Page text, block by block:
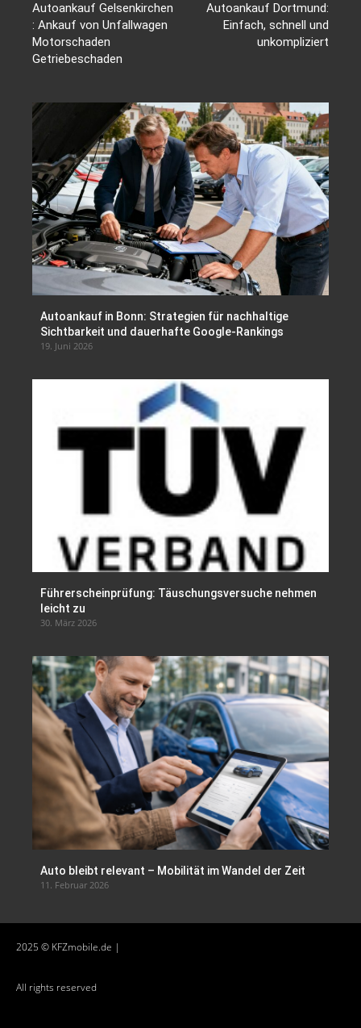
Autoankauf Gelsenkirchen
: Ankauf von Unfallwagen
Motorschaden
Getriebeschaden
Autoankauf Dortmund:
Einfach, schnell und
unkompliziert
Autoankauf in Bonn: Strategien für nachhaltige
Sichtbarkeit und dauerhafte Google-Rankings
19. Juni 2026
Führerscheinprüfung: Täuschungsversuche nehmen
leicht zu
30. März 2026
Auto bleibt relevant – Mobilität im Wandel der Zeit
11. Februar 2026
2025 © KFZmobile.de |
All rights reserved